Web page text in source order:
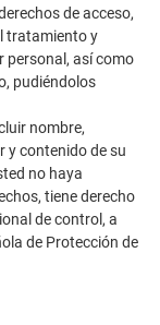
de acceso,
tratamiento y
personal, así como
pudiéndolos
nombre,
y contenido de su
no haya
tiene derecho
de control, a
de Protección de